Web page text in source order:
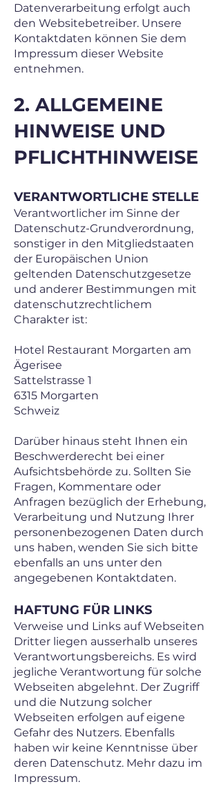
Datenverarbeitung erfolgt auch
den Websitebetreiber. Unsere
Kontaktdaten können Sie dem
Impressum dieser Website
entnehmen.
2. ALLGEMEINE
HINWEISE UND
PFLICHTHINWEISE
VERANTWORTLICHE STELLE
Verantwortlicher im Sinne der
Datenschutz-Grundverordnung,
sonstiger in den Mitgliedstaaten
der Europäischen Union
geltenden Datenschutzgesetze
und anderer Bestimmungen mit
datenschutzrechtlichem
Charakter ist:
Hotel Restaurant Morgarten am
Ägerisee
Sattelstrasse 1
6315 Morgarten
Schweiz
Darüber hinaus steht Ihnen ein
Beschwerderecht bei einer
Aufsichtsbehörde zu. Sollten Sie
Fragen, Kommentare oder
Anfragen bezüglich der Erhebung,
Verarbeitung und Nutzung Ihrer
personenbezogenen Daten durch
uns haben, wenden Sie sich bitte
ebenfalls an uns unter den
angegebenen Kontaktdaten.
HAFTUNG FÜR LINKS
Verweise und Links auf Webseiten
Dritter liegen ausserhalb unseres
Verantwortungsbereichs. Es wird
jegliche Verantwortung für solche
Webseiten abgelehnt. Der Zugriff
und die Nutzung solcher
Webseiten erfolgen auf eigene
Gefahr des Nutzers. Ebenfalls
haben wir keine Kenntnisse über
deren Datenschutz. Mehr dazu im
Impressum.